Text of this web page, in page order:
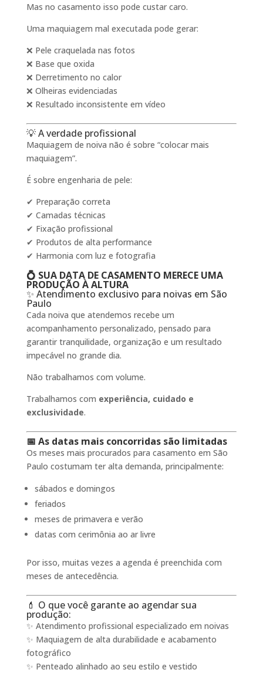
Mas no casamento isso pode custar caro.
Uma maquiagem mal executada pode gerar:
❌ Pele craquelada nas fotos
❌ Base que oxida
❌ Derretimento no calor
❌ Olheiras evidenciadas
❌ Resultado inconsistente em vídeo
💡 A verdade profissional
Maquiagem de noiva não é sobre “colocar mais
maquiagem”.
É sobre engenharia de pele:
✔ Preparação correta
✔ Camadas técnicas
✔ Fixação profissional
✔ Produtos de alta performance
✔ Harmonia com luz e fotografia
💍 SUA DATA DE CASAMENTO MERECE UMA
PRODUÇÃO À ALTURA
✨ Atendimento exclusivo para noivas em São
Paulo
Cada noiva que atendemos recebe um
acompanhamento personalizado, pensado para
garantir tranquilidade, organização e um resultado
impecável no grande dia.
Não trabalhamos com volume.
Trabalhamos com experiência, cuidado e
exclusividade.
📅 As datas mais concorridas são limitadas
Os meses mais procurados para casamento em São
Paulo costumam ter alta demanda, principalmente:
sábados e domingos
feriados
meses de primavera e verão
datas com cerimônia ao ar livre
Por isso, muitas vezes a agenda é preenchida com
meses de antecedência.
💄 O que você garante ao agendar sua
produção:
✨ Atendimento profissional especializado em noivas
✨ Maquiagem de alta durabilidade e acabamento
fotográfico
✨ Penteado alinhado ao seu estilo e vestido